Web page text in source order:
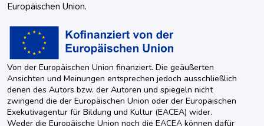
Europäischen Union.
Von der Europäischen Union finanziert. Die geäußerten
Ansichten und Meinungen entsprechen jedoch ausschließlich
denen des Autors bzw. der Autoren und spiegeln nicht
zwingend die der Europäischen Union oder der Europäischen
Exekutivagentur für Bildung und Kultur (EACEA) wider.
Weder die Europäische Union noch die EACEA können dafür